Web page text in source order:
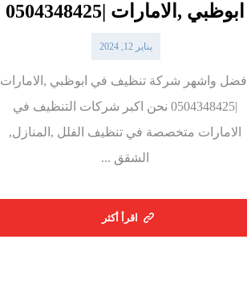
ابوظبي ,الامارات |0504348425
يناير 12, 2024
أفضل واشهر شركة تنظيف في ابوظبي ,الامارات
|0504348425 نحن اكبر شركات التنظيف في
الامارات متخصصة في تنظيف الفلل ,المنازل,
الشقق ...
اقرأ أكثر